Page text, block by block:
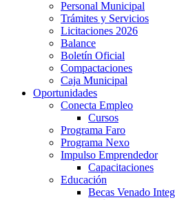
Personal Municipal
Trámites y Servicios
Licitaciones 2026
Balance
Boletín Oficial
Compactaciones
Caja Municipal
Oportunidades
Conecta Empleo
Cursos
Programa Faro
Programa Nexo
Impulso Emprendedor
Capacitaciones
Educación
Becas Venado